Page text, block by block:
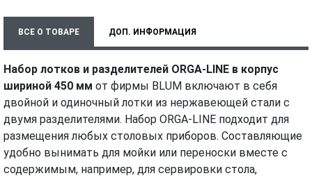
ВСЕ О ТОВАРЕ ДОП. ИНФОРМАЦИЯ
Набор лотков и разделителей ORGA-LINE в корпус
шириной 450 мм от фирмы BLUM включают в себя
двойной и одиночный лотки из нержавеющей стали с
двумя разделителями. Набор ORGA-LINE подходит для
размещения любых столовых приборов. Составляющие
удобно вынимать для мойки или переноски вместе с
содержимым, например, для сервировки стола,